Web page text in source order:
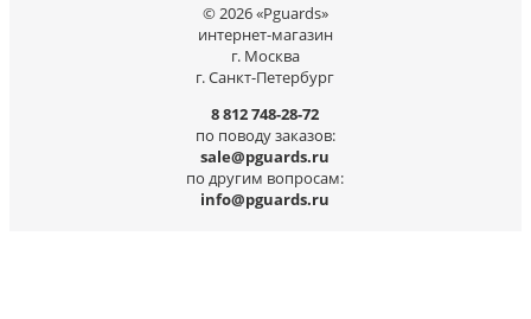
© 2026 «Pguards»
интернет-магазин
г. Москва
г. Санкт-Петербург
8 812 748-28-72
по поводу заказов:
sale@pguards.ru
по другим вопросам:
info@pguards.ru